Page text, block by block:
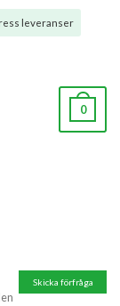
leveranser
0
Skicka förfråga